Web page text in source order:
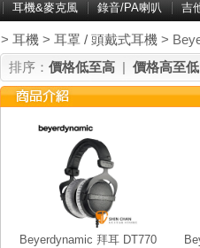
耳機&麥克風 錄音/PA喇叭 吉
> 耳機 > 耳罩 / 頭戴式耳機 >
排序： 價格低至高 | 價格高至低
Beyerdynamic 拜耳 DT770